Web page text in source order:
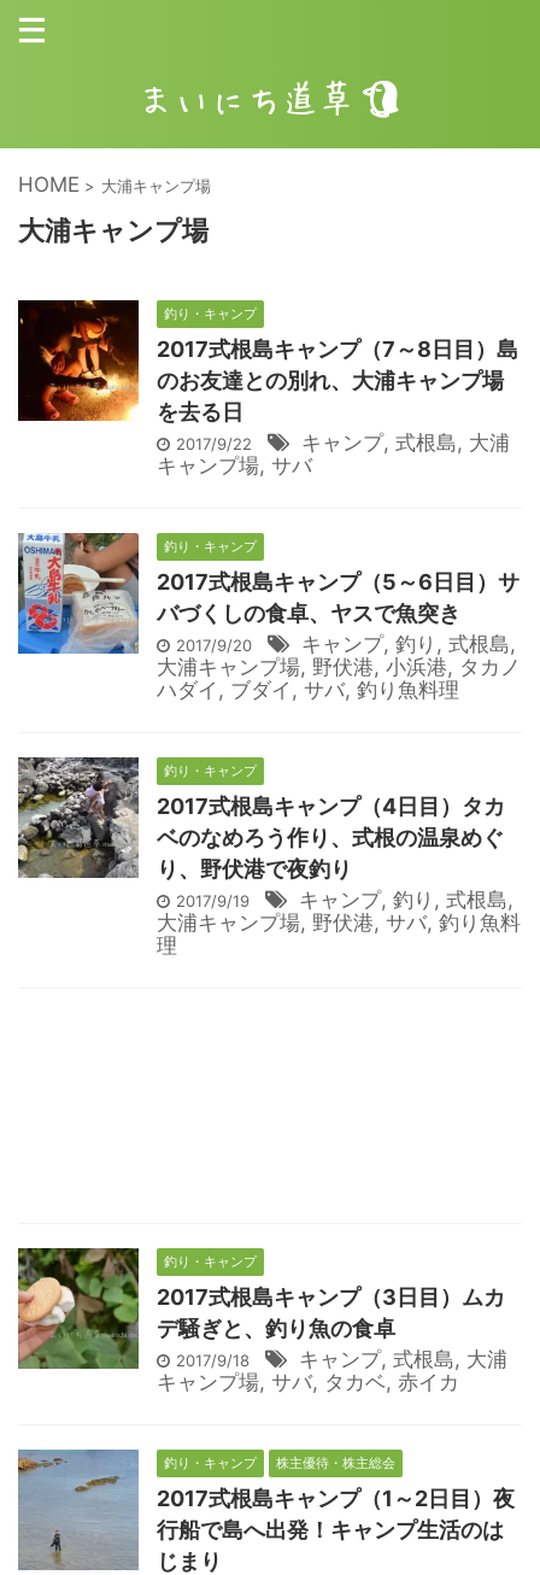
HOME > 大浦キャンプ場
大浦キャンプ場
釣り・キャンプ
2017式根島キャンプ（7～8日目）島
のお友達との別れ、大浦キャンプ場
を去る日
2017/9/22 キャンプ, 式根島, 大浦
キャンプ場, サバ
釣り・キャンプ
2017式根島キャンプ（5～6日目）サ
バづくしの食卓、ヤスで魚突き
2017/9/20 キャンプ, 釣り , 式根島,
大浦キャンプ場, 野伏港, 小浜港, タカノ
ハダイ , ブダイ , サバ, 釣り魚料理
釣り・キャンプ
2017式根島キャンプ（4日目）タカ
ベのなめろう作り、式根の温泉めぐ
り、野伏港で夜釣り
2017/9/19 キャンプ, 釣り , 式根島,
大浦キャンプ場, 野伏港, サバ, 釣り魚料
理
釣り・キャンプ
2017式根島キャンプ（3日目）ムカ
デ騒ぎと、釣り魚の食卓
2017/9/18 キャンプ, 式根島, 大浦
キャンプ場, サバ, タカベ, 赤イカ
釣り・キャンプ 株主優待・株主総会
2017式根島キャンプ（1～2日目）夜
行船で島へ出発！キャンプ生活のは
じまり